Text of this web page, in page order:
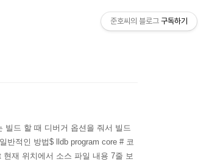
빌드 할 때 디버거 옵션을 줘서 빌드
반적인 방법$ lldb program core # 코
재 위치에서 소스 파일 내용 7줄 보
준호씨의 블로그 구독하기